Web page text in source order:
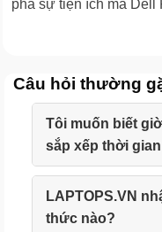
phá sự tiện ích mà Dell
Câu hỏi thường
Tôi muốn biết
sắp xếp thời
LAPTOPS.VN
thức nào?